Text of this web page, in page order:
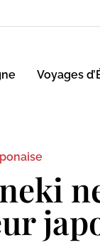
Voyages